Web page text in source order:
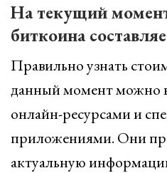
На текущий
биткоина
Правильно узнать
данный момент можно
онлайн-ресурсами и
приложениями. Они
актуальную